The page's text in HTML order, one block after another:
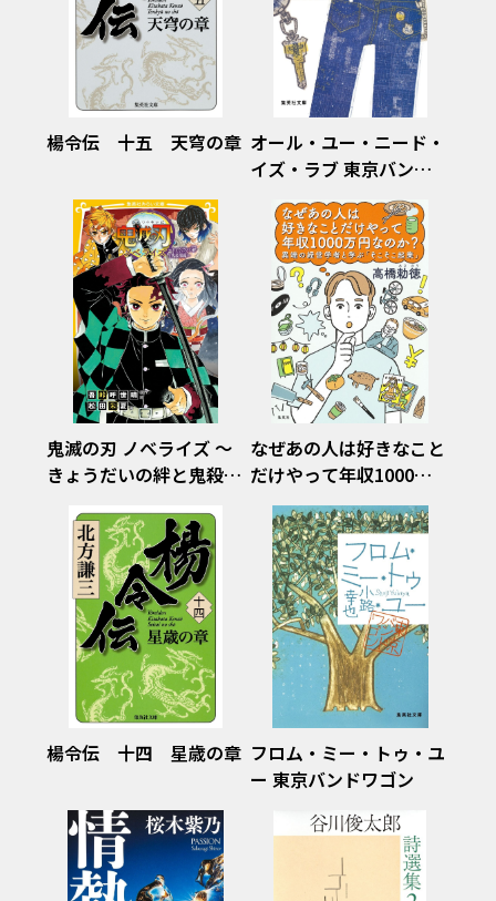
楊令伝 十五 天穹の章 オール・ユー・ニード・
イズ・ラブ 東京バンド
ワゴン
鬼滅の刃 ノベライズ ～
きょうだいの絆と鬼殺隊
庫）
なぜあの人は好きなこと
だけやって年収1000万
円なのか? 異端の経営
学者と学ぶ「そこそこ起
業」
楊令伝 十四 星歳の章 フロム・ミー・トゥ・ユ
ー 東京バンドワゴン